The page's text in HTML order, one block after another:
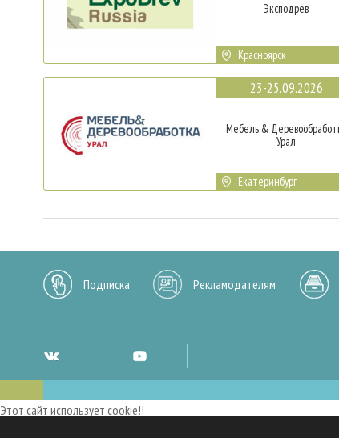
Эксподрев
Красноярск
23-25.09.2026
Мебель &
Урал
Екатеринбург
Подписка Рекламодателям
Этот сайт использует cookie!!
Мы используем cookies и аналогичные технологии для улучшения